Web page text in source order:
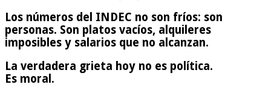
Los números del INDEC no son fríos: son
personas. Son platos vacíos, alquileres
imposibles y salarios que no alcanzan.
La verdadera grieta hoy no es política.
Es moral.